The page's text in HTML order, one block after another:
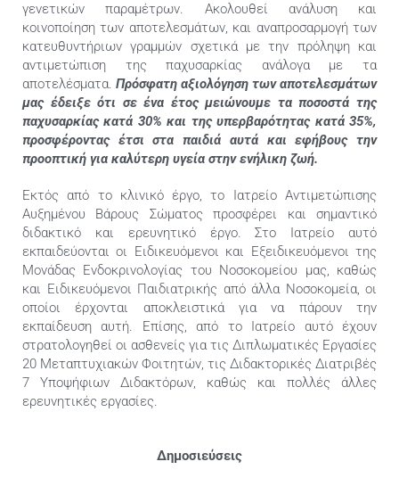
γενετικών παραμέτρων. Ακολουθεί ανάλυση και
κοινοποίηση των αποτελεσμάτων, και αναπροσαρμογή των
κατευθυντήριων γραμμών σχετικά με την πρόληψη και
αντιμετώπιση της παχυσαρκίας ανάλογα με τα
αποτελέσματα. Πρόσφατη αξιολόγηση των αποτελεσμάτων
μας έδειξε ότι σε ένα έτος μειώνουμε τα ποσοστά της
παχυσαρκίας κατά 30% και της υπερβαρότητας κατά 35%,
προσφέροντας έτσι στα παιδιά αυτά και εφήβους την
προοπτική για καλύτερη υγεία στην ενήλικη ζωή.
Εκτός από το κλινικό έργο, το Ιατρείο Αντιμετώπισης
Αυξημένου Βάρους Σώματος προσφέρει και σημαντικό
διδακτικό και ερευνητικό έργο. Στο Ιατρείο αυτό
εκπαιδεύονται οι Ειδικευόμενοι και Εξειδικευόμενοι της
Μονάδας Ενδοκρινολογίας του Νοσοκομείου μας, καθώς
και Ειδικευόμενοι Παιδιατρικής από άλλα Νοσοκομεία, οι
οποίοι έρχονται αποκλειστικά για να πάρουν την
εκπαίδευση αυτή. Επίσης, από το Ιατρείο αυτό έχουν
στρατολογηθεί οι ασθενείς για τις Διπλωματικές Εργασίες
20 Μεταπτυχιακών Φοιτητών, τις Διδακτορικές Διατριβές
7 Υποψήφιων Διδακτόρων, καθώς και πολλές άλλες
ερευνητικές εργασίες.
Δημοσιεύσεις